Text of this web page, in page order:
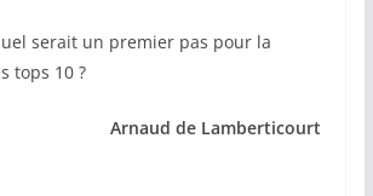
serait un premier pas pour la
tops 10 ?
Arnaud de Lamberticourt